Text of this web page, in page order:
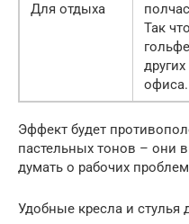
Для отдыха
Так
офиса.
Эффект будет
пастельных тонов – они
думать о рабочих
Удобные кресла и стулья